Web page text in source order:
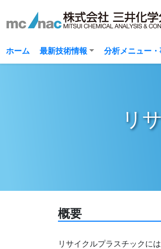
ホーム (current)
最新技術情報 分析メニュー・
リ
概要
リサイクルプラスチックに